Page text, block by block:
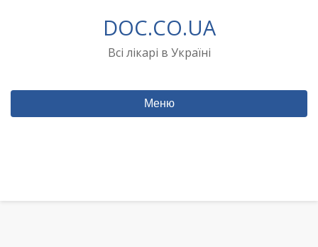
DOC.CO.UA
Всі лікарі в Україні
Меню